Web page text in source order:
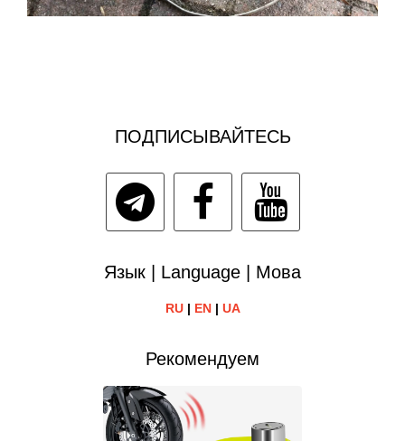
ПОДПИСЫВАЙТЕСЬ
Язык | Language | Мова
RU| EN| UA
Рекомендуем